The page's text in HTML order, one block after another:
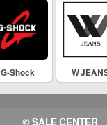
W
G-Shock
SALE CENTER ©